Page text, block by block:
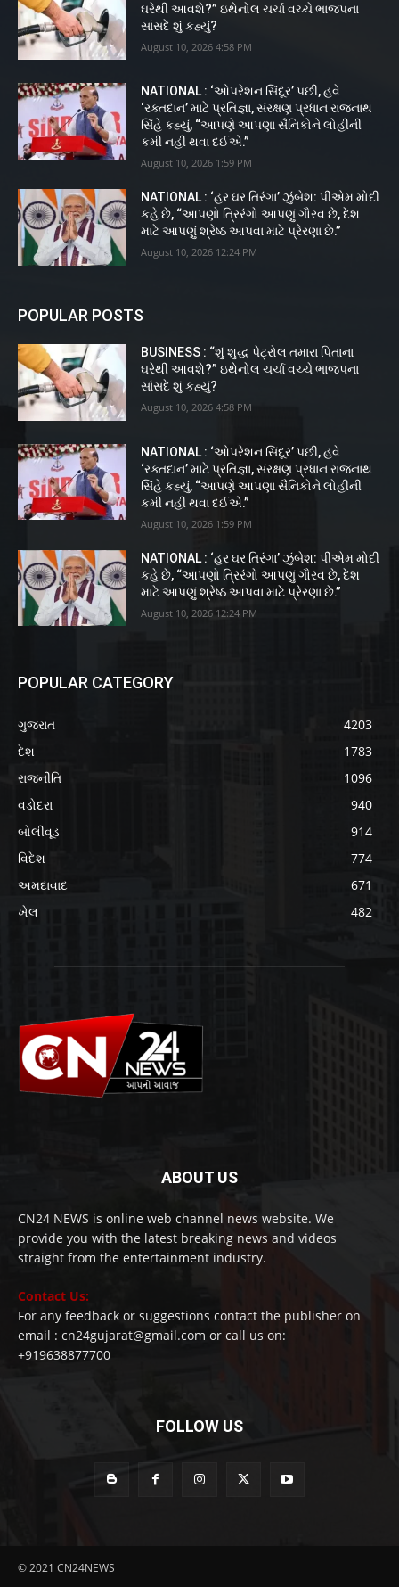
ઘરેથી આવશે?” ઇથેનોલ ચર્ચા વચ્ચે ભાજપના
સાંસદે શું કહ્યું?
August 10, 2026 4:58 PM
NATIONAL : ‘ઓપરેશન સિંદૂર’ પછી, હવે
‘રક્તદાન’ માટે પ્રતિજ્ઞા, સંરક્ષણ પ્રધાન રાજનાથ
સિંહે કહ્યું, “આપણે આપણા સૈનિકોને લોહીની
કમી નહીં થવા દઈએ.”
August 10, 2026 1:59 PM
NATIONAL : ‘હર ઘર તિરંગા’ ઝુંબેશ: પીએમ મોદી
કહે છે, “આપણો ત્રિરંગો આપણું ગૌરવ છે, દેશ
માટે આપણું શ્રેષ્ઠ આપવા માટે પ્રેરણા છે.”
August 10, 2026 12:24 PM
POPULAR POSTS
BUSINESS : “શું શુદ્ધ પેટ્રોલ તમારા પિતાના
ઘરેથી આવશે?” ઇથેનોલ ચર્ચા વચ્ચે ભાજપના
સાંસદે શું કહ્યું?
August 10, 2026 4:58 PM
NATIONAL : ‘ઓપરેશન સિંદૂર’ પછી, હવે
‘રક્તદાન’ માટે પ્રતિજ્ઞા, સંરક્ષણ પ્રધાન રાજનાથ
સિંહે કહ્યું, “આપણે આપણા સૈનિકોને લોહીની
કમી નહીં થવા દઈએ.”
August 10, 2026 1:59 PM
NATIONAL : ‘હર ઘર તિરંગા’ ઝુંબેશ: પીએમ મોદી
કહે છે, “આપણો ત્રિરંગો આપણું ગૌરવ છે, દેશ
માટે આપણું શ્રેષ્ઠ આપવા માટે પ્રેરણા છે.”
August 10, 2026 12:24 PM
POPULAR CATEGORY
ગુજરાત
4203
દેશ
1783
રાજનીતિ
1096
વડોદરા
940
બોલીવૂડ
914
વિદેશ
774
અમદાવાદ
671
ખેલ
482
ABOUT US
CN24 NEWS is online web channel news website. We
provide you with the latest breaking news and videos
straight from the entertainment industry.
Contact Us:
For any feedback or suggestions contact the publisher on
email : cn24gujarat@gmail.com or call us on:
+919638877700
FOLLOW US
© 2021 CN24NEWS